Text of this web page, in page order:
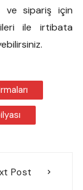
ve sipariş için
ile irtibata
Post